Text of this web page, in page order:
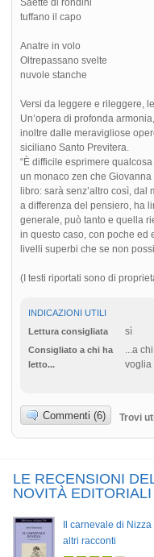
Saette di rondini
tuffano il capo
Anatre in volo
Oltrepassano svelte
nuvole stanche
Versi da leggere e rileggere,
Un’opera di profonda
inoltre dalle meravigliose
siciliano Santo Previtera.
“È difficile esprimere
un monaco zen che
libro: sarà senz’altro così,
a differenza del pensiero, ha
generale, può tanto e quella
in questo caso, con poche ed
livelli superbi che se non
(I testi riportati sono di
INDICAZIONI UTILI
Lettura consigliata
sì
Consigliato a chi ha
letto...
...a
voglia
Commenti (6) Trovi
LE RECENSIONI
NOVITÀ EDITORIALI
Il carnevale di Nizza
altri racconti